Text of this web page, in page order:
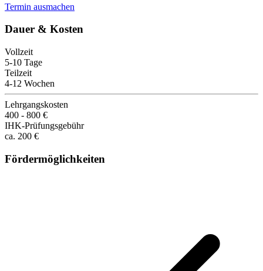
Termin ausmachen
Dauer & Kosten
Vollzeit
5-10 Tage
Teilzeit
4-12 Wochen
Lehrgangskosten
400 - 800 €
IHK-Prüfungsgebühr
ca. 200 €
Fördermöglichkeiten